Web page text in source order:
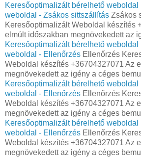
Keresőoptimalizált bérelhető
weboldal - Zsákos sittszállítás Zsákos
Keresőoptimalizált Weboldal készítés
elmúlt időszakban megnövekedett az
Keresőoptimalizált bérelhető
weboldal - Ellenőrzés Ellenőrzés
Weboldal készítés +36704327071 Az
megnövekedett az igény a céges
Keresőoptimalizált bérelhető
weboldal - Ellenőrzés Ellenőrzés
Weboldal készítés +36704327071 Az
megnövekedett az igény a céges
Keresőoptimalizált bérelhető
weboldal - Ellenőrzés Ellenőrzés
Weboldal készítés +36704327071 Az
megnövekedett az igény a céges